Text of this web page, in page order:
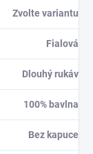
Zvolte variantu
Fialová
Dlouhý rukáv
100% bavlna
Bez kapuce